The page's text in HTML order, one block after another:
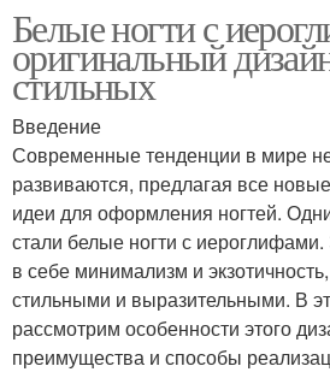
Белые ногти с
оригинальный
стильных
Введение
Современные тенденции в мире
развиваются, предлагая все
идеи для оформления ногтей.
стали белые ногти с иероглифами.
в себе минимализм и
стильными и выразительными. В
рассмотрим особенности этого
преимущества и способы